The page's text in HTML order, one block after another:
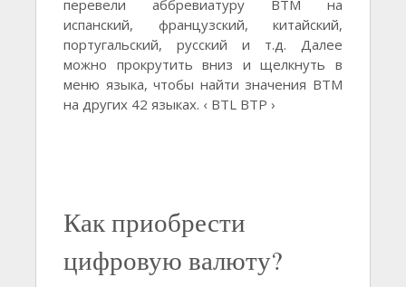
перевели аббревиатуру BTM на
испанский, французский, китайский,
португальский, русский и т.д. Далее
можно прокрутить вниз и щелкнуть в
меню языка, чтобы найти значения BTM
на других 42 языках. ‹ BTL BTP ›
Как приобрести
цифровую валюту?